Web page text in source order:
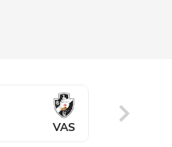
VAS